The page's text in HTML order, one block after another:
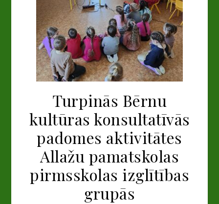
Turpinās Bērnu
kultūras konsultatīvās
padomes aktivitātes
Allažu pamatskolas
pirmsskolas izglītības
grupās